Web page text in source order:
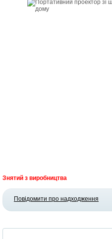
Знятий з виробництва
Повідомити про надходження